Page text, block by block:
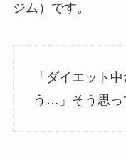
ジム）です。
「ダイエット
う…」そう思っ